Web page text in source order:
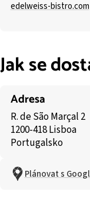
edelweiss-bistro.com
Jak se
Adresa
R. de São Marçal 2
1200-418 Lisboa
Portugalsko
Plánovat s